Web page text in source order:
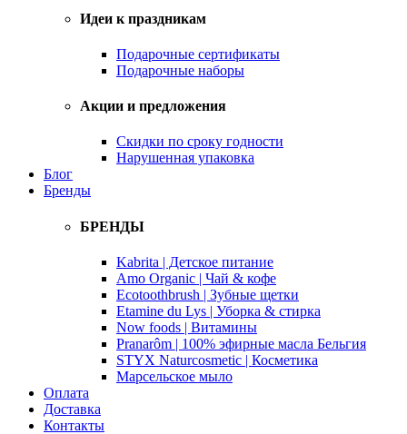
Идеи к праздникам
Подарочные сертификаты
Подарочные наборы
Акции и предложения
Скидки по сроку годности
Нарушенная упаковка
Блог
Бренды
БРЕНДЫ
Kabrita | Детское питание
Amo Organic | Чай & кофе
Ecotoothbrush | Зубные щетки
Etamine du Lys | Уборка & стирка
Now foods | Витамины
Pranarôm | 100% эфирные масла Бельгия
STYX Naturcosmetic | Косметика
Марсельское мыло
Оплата
Доставка
Контакты